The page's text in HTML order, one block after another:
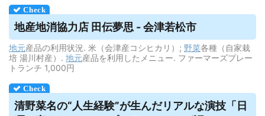
地産地消協力店 田伝夢思 - 会津若松市
地元産品の利用状況. 米（会津産コシヒカリ）; 野菜各種（自家栽
培 湯川村産）. 地元産品を利用したメニュー. ファーマーズプレー
トランチ 1,000円
清野菜名の“人生経験”が生んだリアルな演技「日